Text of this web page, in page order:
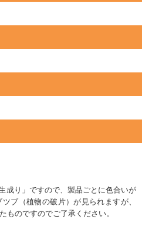
成り」ですので、製品ごとに色合いが
ブ（植物の破片）が見られますが、
ものですのでご了承ください。